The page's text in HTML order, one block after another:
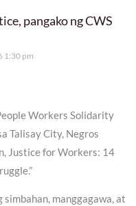
pangako ng CWS
1:30 pm
Workers Solidarity
Talisay City, Negros
Justice for Workers: 14
manggagawa, at